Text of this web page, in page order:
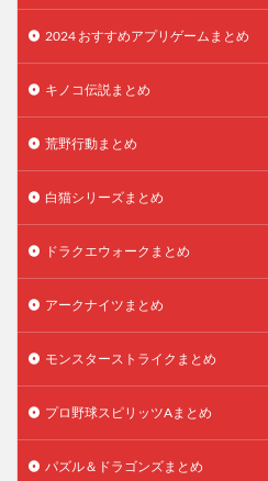
2024 おすすめアプリゲームまとめ
キノコ伝説まとめ
荒野行動まとめ
白猫シリーズまとめ
ドラクエウォークまとめ
アークナイツまとめ
モンスターストライクまとめ
プロ野球スピリッツAまとめ
パズル＆ドラゴンズまとめ